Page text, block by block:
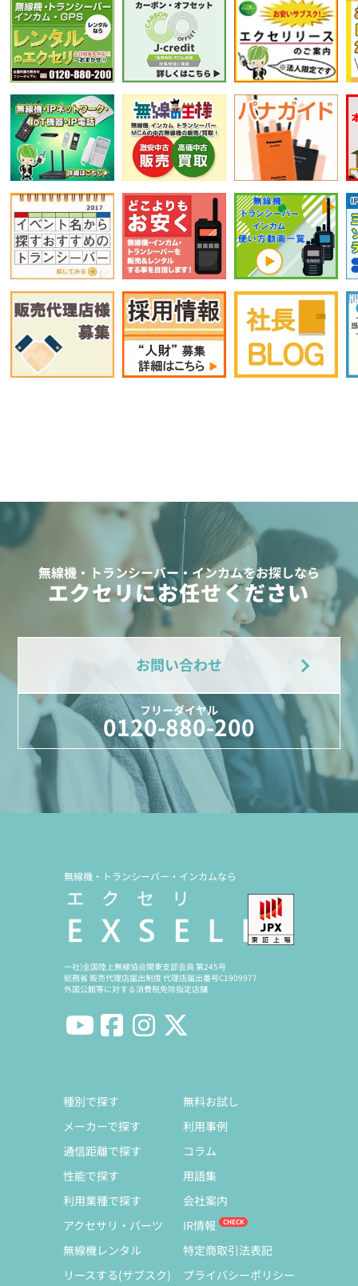
無線機・トランシーバー・インカムをお探しなら
エクセリにお任せください
お問い合わせ
フリーダイヤル
0120-880-200
無線機・トランシーバー・インカムなら
一社)全国陸上無線協会関東支部会員 第245号
総務省 販売代理店届出制度 代理店届出番号C1909977
外国公館等に対する消費税免除指定店舗
種別で探す
メーカーで探す
通信距離で探す
性能で探す
利用業種で探す
アクセサリ・パーツ
無線機レンタル
リースする(サブスク)
無料お試し
利用事例
コラム
用語集
会社案内
IR情報
特定商取引法表記
プライバシーポリシー